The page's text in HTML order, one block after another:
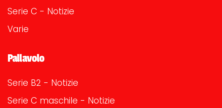
Serie C - Notizie
Varie
Pallavolo
Serie B2 - Notizie
Serie C maschile - Notizie